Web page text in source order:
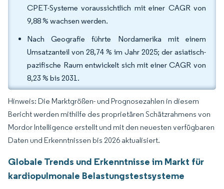
CPET-Systeme voraussichtlich mit einer CAGR von
9,88 % wachsen werden.
Nach Geografie führte Nordamerika mit einem
Umsatzanteil von 28,74 % im Jahr 2025; der asiatisch-
pazifische Raum entwickelt sich mit einer CAGR von
8,23 % bis 2031.
Hinweis: Die Marktgrößen- und Prognosezahlen in diesem
Bericht werden mithilfe des proprietären Schätzrahmens von
Mordor Intelligence erstellt und mit den neuesten verfügbaren
Daten und Erkenntnissen bis 2026 aktualisiert.
Globale Trends und Erkenntnisse im Markt für
kardiopulmonale Belastungstestsysteme